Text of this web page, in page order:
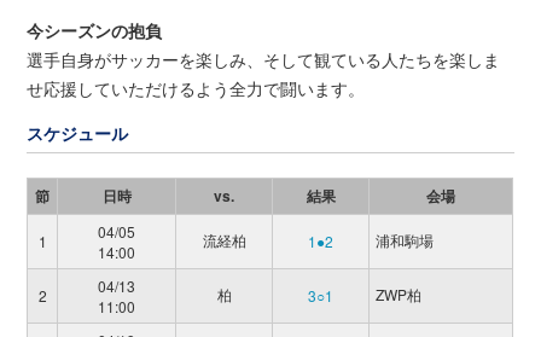
今シーズンの抱負
選手自身がサッカーを楽しみ、そして観ている人たちを楽しま
せ応援していただけるよう全力で闘います。
スケジュール
節 日時 vs. 結果 会場
1
04/05
14:00
流経柏 1●2 浦和駒場
2
04/13
11:00
柏 3○1 ZWP柏